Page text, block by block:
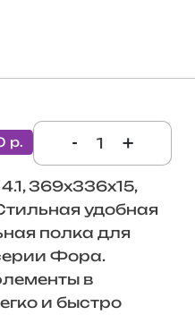
р. - +
369х336х15,
удобная
полка для
Фора.
в
и быстро